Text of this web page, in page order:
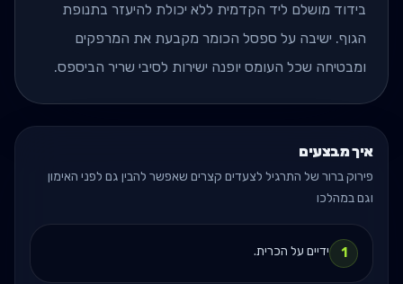
בידוד מושלם ליד הקדמית ללא יכולת להיעזר בתנופת
הגוף. ישיבה על ספסל הכומר מקבעת את המרפקים
ומבטיחה שכל העומס יופנה ישירות לסיבי שריר הביספס.
איך מבצעים
פירוק ברור של התרגיל לצעדים קצרים שאפשר להבין גם לפני האימון
וגם במהלכו
1 ידיים על הכרית.